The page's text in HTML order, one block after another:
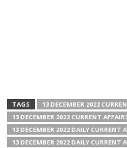
TAGS
13 DECEMBER 2022
13 DECEMBER 2022 CURRENT
13 DECEMBER 2022 DAILY CURRENT
13 DECEMBER 2022 DAILY CURRENT